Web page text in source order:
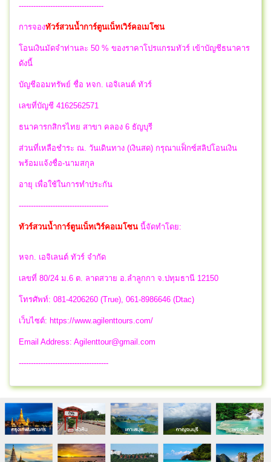
-----------------------------------
การจองทัวร์สวนน้ำการ์ตูนเน็ทเวิร์คอเมโซน
โอนเงินมัดจำท่านละ 50 % ของราคาโปรแกรมทัวร์ เข้าบัญชีธนาคาร
ดังนี้
บัญชีออมทรัพย์ ชื่อ หจก. เอจิเลนต์ ทัวร์
เลขที่บัญชี 4162562571
ธนาคารกสิกรไทย สาขา คลอง 6 ธัญบุรี
ส่วนที่เหลือชำระ ณ. วันเดินทาง (เงินสด) กรุณาแฟ็กซ์สลิปโอนเงิน
พร้อมแจ้งชื่อ-นามสกุล
อายุ เพื่อใช้ในการทำประกัน
-------------------------------------
ทัวร์สวนน้ำการ์ตูนเน็ทเวิร์คอเมโซน นี้จัดทำโดย:
หจก. เอจิเลนต์ ทัวร์ จำกัด
เลขที่ 80/24 ม.6 ต. ลาดสวาย อ.ลำลูกกา จ.ปทุมธานี 12150
โทรศัพท์: 081-4206260 (True), 061-8986646 (Dtac)
เว็บไซต์: https://www.agilenttours.com/
Email Address: Agilenttour@gmail.com
-------------------------------------